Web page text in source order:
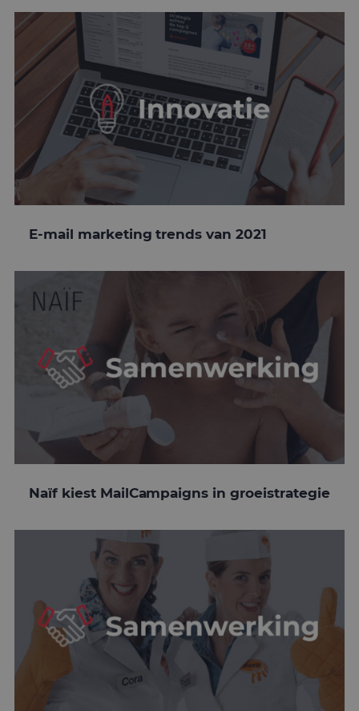
E-mail marketing trends van 2021
Naïf kiest MailCampaigns in groeistrategie